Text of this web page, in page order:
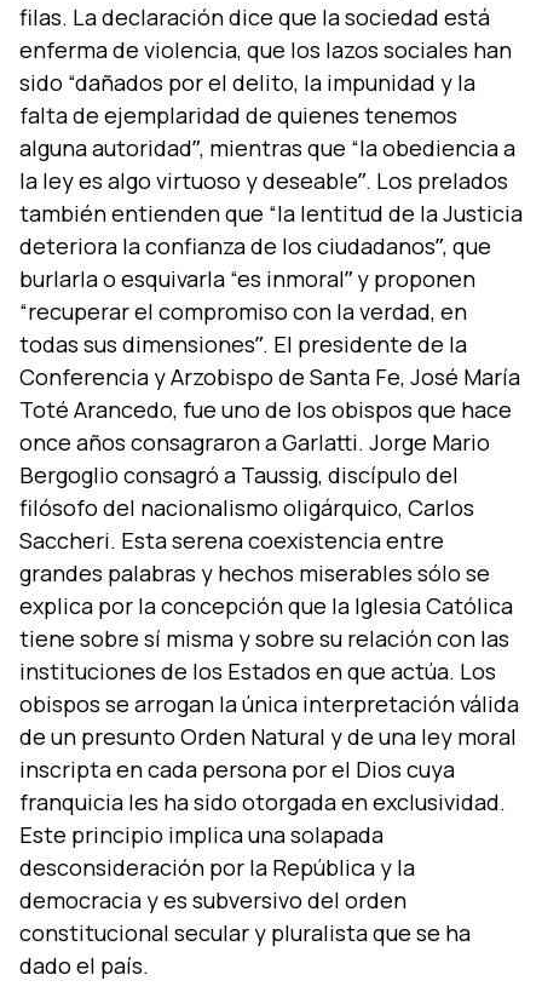
filas. La declaración dice que la sociedad está
enferma de violencia, que los lazos sociales han
sido “dañados por el delito, la impunidad y la
falta de ejemplaridad de quienes tenemos
alguna autoridadˮ, mientras que “la obediencia a
la ley es algo virtuoso y deseableˮ. Los prelados
también entienden que “la lentitud de la Justicia
deteriora la confianza de los ciudadanosˮ, que
burlarla o esquivarla “es inmoralˮ y proponen
“recuperar el compromiso con la verdad, en
todas sus dimensionesˮ. El presidente de la
Conferencia y Arzobispo de Santa Fe, José Marí­a
Toté Arancedo, fue uno de los obispos que hace
once años consagraron a Garlatti. Jorge Mario
Bergoglio consagró a Taussig, discí­pulo del
filósofo del nacionalismo oligárquico, Carlos
Saccheri. Esta serena coexistencia entre
grandes palabras y hechos miserables sólo se
explica por la concepción que la Iglesia Católica
tiene sobre sí­ misma y sobre su relación con las
instituciones de los Estados en que actúa. Los
obispos se arrogan la única interpretación válida
de un presunto Orden Natural y de una ley moral
inscripta en cada persona por el Dios cuya
franquicia les ha sido otorgada en exclusividad.
Este principio implica una solapada
desconsideración por la República y la
democracia y es subversivo del orden
constitucional secular y pluralista que se ha
dado el paí­s.